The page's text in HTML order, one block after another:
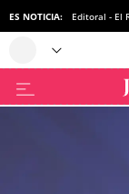
ES NOTICIA: Editoral - El